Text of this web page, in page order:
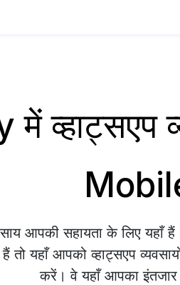
में
आपकी सहायता के लिए
यहाँ आपको व्हाट्सएप
करें। वे यहाँ आपका